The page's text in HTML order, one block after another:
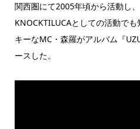
関西圏にて2005年頃から活動し
KNOCKTILUCAとしての活動で
キーなMC・森羅がアルバム『
ースした。